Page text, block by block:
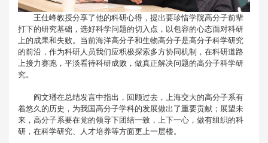
王仕峰教授分享了他的科研心得，提出要珍惜学院高分子前辈
打下的研究基础，选好科学问题的切入点，以包容的心态面对科研
上的成果和失败。当前海洋高分子和生物高分子是高分子科学研究
的前沿，作为科研人员我们应积极探索多方协同机制，在科研道路
上接力赛跑，平淡看待科研成败，做真正解决问题的高分子科学研
究。
阎文璠在总结发言中指出，回顾过去，上海交大的高分子系有
着悠久的历史，为我国高分子学科的发展做出了重要贡献；展望未
来，高分子系要在党的领导下团结一致，上下一心，做有组织的科
研，在科学研究、人才培养等方面更上一层楼。